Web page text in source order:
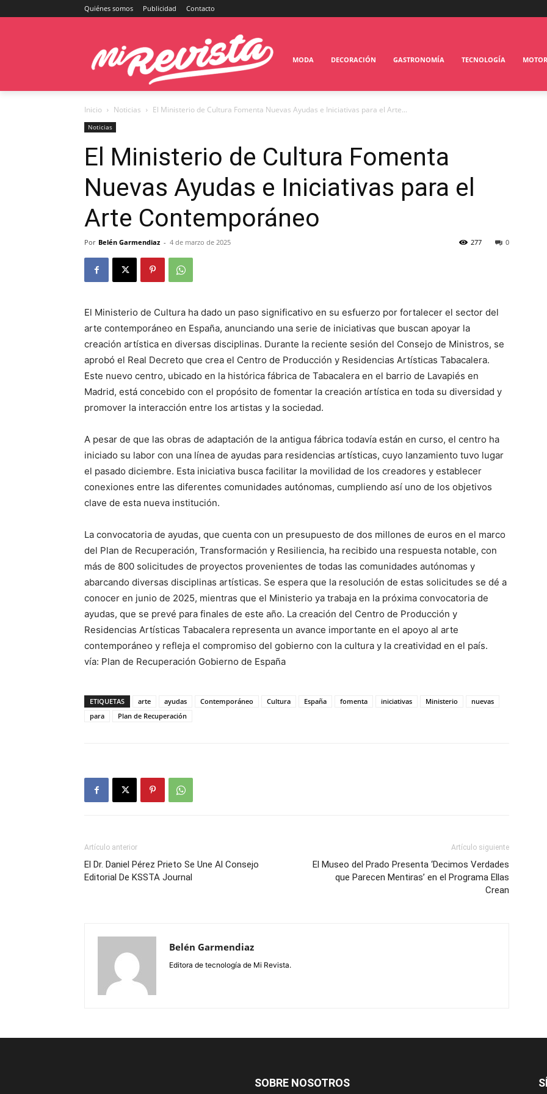
Quiénes somos Publicidad Contacto
MODA DECORACIÓN GASTRONOMÍA TECNOLOGÍA MOTOR
Inicio Noticias El Ministerio de Cultura Fomenta Nuevas Ayudas e Iniciativas para el Arte...
Noticias
El Ministerio de Cultura Fomenta
Nuevas Ayudas e Iniciativas para el
Arte Contemporáneo
Por Belén Garmendiaz - 4 de marzo de 2025 0
277
El Ministerio de Cultura ha dado un paso significativo en su esfuerzo por fortalecer el sector del
arte contemporáneo en España, anunciando una serie de iniciativas que buscan apoyar la
creación artística en diversas disciplinas. Durante la reciente sesión del Consejo de Ministros, se
aprobó el Real Decreto que crea el Centro de Producción y Residencias Artísticas Tabacalera.
Este nuevo centro, ubicado en la histórica fábrica de Tabacalera en el barrio de Lavapiés en
Madrid, está concebido con el propósito de fomentar la creación artística en toda su diversidad y
promover la interacción entre los artistas y la sociedad.
A pesar de que las obras de adaptación de la antigua fábrica todavía están en curso, el centro ha
iniciado su labor con una línea de ayudas para residencias artísticas, cuyo lanzamiento tuvo lugar
el pasado diciembre. Esta iniciativa busca facilitar la movilidad de los creadores y establecer
conexiones entre las diferentes comunidades autónomas, cumpliendo así uno de los objetivos
clave de esta nueva institución.
La convocatoria de ayudas, que cuenta con un presupuesto de dos millones de euros en el marco
del Plan de Recuperación, Transformación y Resiliencia, ha recibido una respuesta notable, con
más de 800 solicitudes de proyectos provenientes de todas las comunidades autónomas y
abarcando diversas disciplinas artísticas. Se espera que la resolución de estas solicitudes se dé a
conocer en junio de 2025, mientras que el Ministerio ya trabaja en la próxima convocatoria de
ayudas, que se prevé para finales de este año. La creación del Centro de Producción y
Residencias Artísticas Tabacalera representa un avance importante en el apoyo al arte
contemporáneo y refleja el compromiso del gobierno con la cultura y la creatividad en el país.
vía: Plan de Recuperación Gobierno de España
ETIQUETAS arte ayudas Contemporáneo Cultura España fomenta iniciativas Ministerio
nuevas
para
Plan de Recuperación
Artículo anterior
El Dr. Daniel Pérez Prieto Se Une Al Consejo
Editorial De KSSTA Journal
Artículo siguiente
El Museo del Prado Presenta ‘Decimos Verdades
que Parecen Mentiras’ en el Programa Ellas
Crean
Belén Garmendiaz
Editora de tecnología de Mi Revista.
SOBRE NOSOTROS